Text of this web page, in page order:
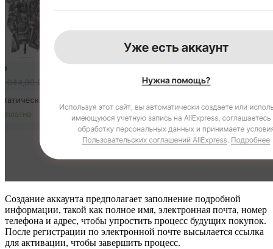
Создание аккаунта предполагает заполнение подробной
информации, такой как полное имя, электронная почта, номер
телефона и адрес, чтобы упростить процесс будущих покупок.
После регистрации по электронной почте высылается ссылка
для активации, чтобы завершить процесс.